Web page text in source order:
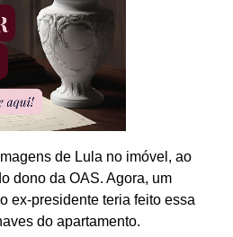
de Lula no imóvel, ao
dono da OAS. Agora, um
ex-presidente teria feito essa
do apartamento.